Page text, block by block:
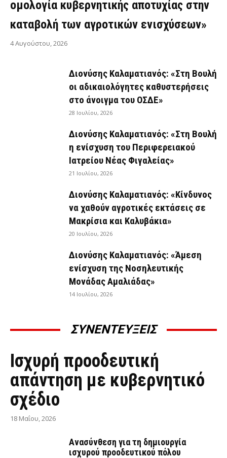
ομολογία κυβερνητικής αποτυχίας στην
καταβολή των αγροτικών ενισχύσεων»
4 Αυγούστου, 2026
Διονύσης Καλαματιανός: «Στη Βουλή
οι αδικαιολόγητες καθυστερήσεις
στο άνοιγμα του ΟΣΔΕ»
28 Ιουλίου, 2026
Διονύσης Καλαματιανός: «Στη Βουλή
η ενίσχυση του Περιφερειακού
Ιατρείου Νέας Φιγαλείας»
21 Ιουλίου, 2026
Διονύσης Καλαματιανός: «Κίνδυνος
να χαθούν αγροτικές εκτάσεις σε
Μακρίσια και Καλυβάκια»
20 Ιουλίου, 2026
Διονύσης Καλαματιανός: «Άμεση
ενίσχυση της Νοσηλευτικής
Μονάδας Αμαλιάδας»
14 Ιουλίου, 2026
ΣΥΝΕΝΤΕΥΞΕΙΣ
ΣΥΝΕΝΤΕΎΞΕΙΣ
Ισχυρή προοδευτική
απάντηση με κυβερνητικό
σχέδιο
18 Μαΐου, 2026
Ανασύνθεση για τη δημιουργία
ισχυρού προοδευτικού πόλου